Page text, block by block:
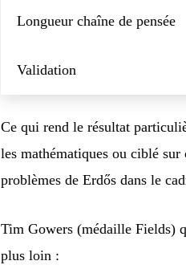
Longueur chaîne de pensée
Validation
Ce qui rend le résultat
les mathématiques ou ciblé
problèmes de Erdős dans le
Tim Gowers (médaille Fields)
plus loin :